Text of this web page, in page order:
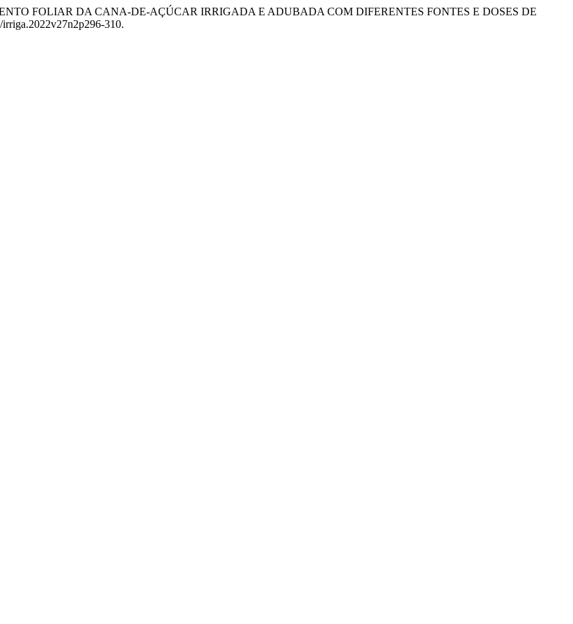
FOLIAR DA CANA-DE-AÇÚCAR IRRIGADA E ADUBADA COM DIFERENTES FONTES E DOSES DE
310.